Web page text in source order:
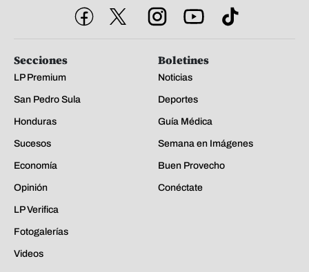
Secciones
LP Premium
San Pedro Sula
Honduras
Sucesos
Economía
Opinión
LP Verifica
Fotogalerías
Videos
Boletines
Noticias
Deportes
Guía Médica
Semana en Imágenes
Buen Provecho
Conéctate